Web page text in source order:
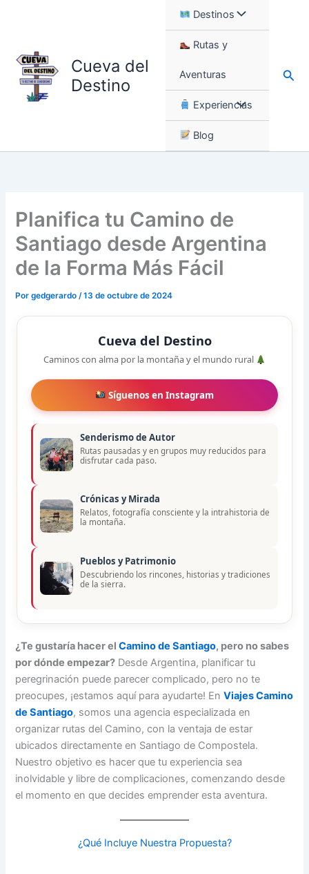
Cueva del
Destino
Destinos
Rutas y
Aventuras
Experiencias
Blog
Planifica tu Camino de
Santiago desde Argentina
de la Forma Más Fácil
Porgedgerardo/13 de octubre de 2024
Cueva del Destino
Caminos con alma por la montaña y el mundo rural
Síguenos en Instagram
Senderismo de Autor
Rutas pausadas y en grupos muy reducidos para
disfrutar cada paso.
Crónicas y Mirada
Relatos, fotografía consciente y la intrahistoria de
la montaña.
Pueblos y Patrimonio
Descubriendo los rincones, historias y tradiciones
de la sierra.
¿Te gustaría hacer elCamino de Santiago, pero no sabes
por dónde empezar? Desde Argentina, planificar tu
peregrinación puede parecer complicado, pero no te
preocupes, ¡estamos aquí para ayudarte! EnViajes Camino
de Santiago, somos una agencia especializada en
organizar rutas del Camino, con la ventaja de estar
ubicados directamente en Santiago de Compostela.
Nuestro objetivo es hacer que tu experiencia sea
inolvidable y libre de complicaciones, comenzando desde
el momento en que decides emprender esta aventura.
¿Qué Incluye Nuestra Propuesta?